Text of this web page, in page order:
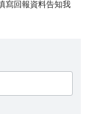
寫回報資料告知我